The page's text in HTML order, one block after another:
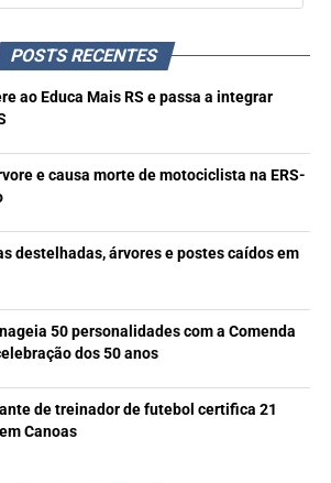
POSTS RECENTES
ao Educa Mais RS e passa a integrar
e causa morte de motociclista na ERS-
destelhadas, árvores e postes caídos em
50 personalidades com a Comenda
dos 50 anos
de treinador de futebol certifica 21
Canoas